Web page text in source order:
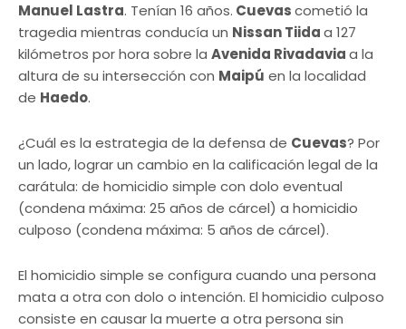
Manuel Lastra. Tenían 16 años. Cuevascometió la
tragedia mientras conducía un Nissan Tiidaa 127
kilómetros por hora sobre la Avenida Rivadaviaa la
altura de su intersección con Maipú en la localidad
de Haedo.
¿Cuál es la estrategia de la defensa de Cuevas? Por
un lado, lograr un cambio en la calificación legal de la
carátula: de homicidio simple con dolo eventual
(condena máxima: 25 años de cárcel) a homicidio
culposo (condena máxima: 5 años de cárcel).
El homicidio simple se configura cuando una persona
mata a otra con dolo o intención. El homicidio culposo
consiste en causar la muerte a otra persona sin